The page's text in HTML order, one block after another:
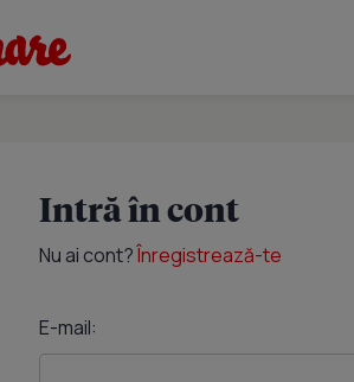
Intră în cont
Nu ai cont?Înregistrează-te
E-mail: